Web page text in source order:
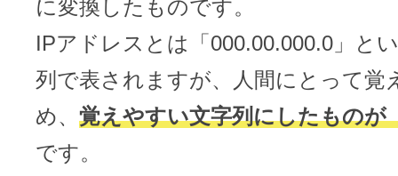
※ 弊社が独自で調査したホスティングシェ
ています
メールアドレスを作成
お名前メール
販売パートナー制度
Domain ResellerProgram
に変換したものです。
IPアドレスとは「000.00.000.0」と
列で表されますが、人間にとって覚
め、 覚えやすい文字列にしたものが
です。